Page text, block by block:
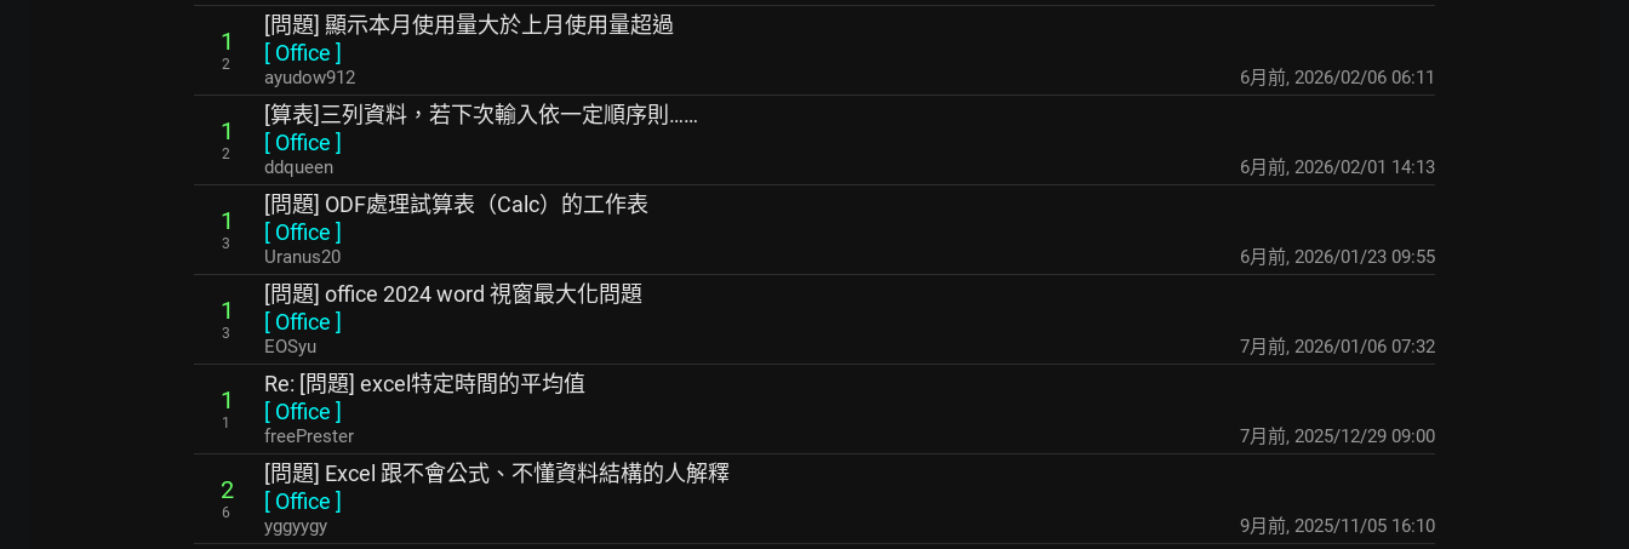
1
2
[問題] 顯示本月使用量大於上月使用量超過
[ Office ]
ayudow912 6月前, 2026/02/06 06:11
1
2
[算表]三列資料，若下次輸入依一定順序則……
[ Office ]
ddqueen 6月前, 2026/02/01 14:13
1
3
[問題] ODF處理試算表（Calc）的工作表
[ Office ]
Uranus20 6月前, 2026/01/23 09:55
1
3
[問題] office 2024 word 視窗最大化問題
[ Office ]
EOSyu 7月前, 2026/01/06 07:32
1
1
Re: [問題] excel特定時間的平均值
[ Office ]
freePrester 7月前, 2025/12/29 09:00
2
6
[問題] Excel 跟不會公式、不懂資料結構的人解釋
[ Office ]
yggyygy 9月前, 2025/11/05 16:10